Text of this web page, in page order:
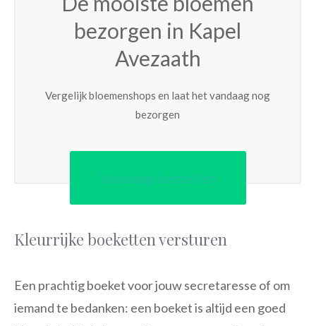
bezorgen in Kapel
Avezaath
Vergelijk bloemenshops en laat het vandaag nog
bezorgen
Vandaag bestellen
Kleurrijke boeketten versturen
Een prachtig boeket voor jouw secretaresse of om
iemand te bedanken: een boeket is altijd een goed